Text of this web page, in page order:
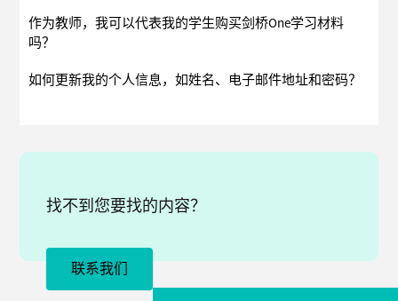
作为教师，我可以代表我的学生购买剑桥One学习材料
吗？
如何更新我的个人信息，如姓名、电子邮件地址和密码？
找不到您要找的内容？
联系我们